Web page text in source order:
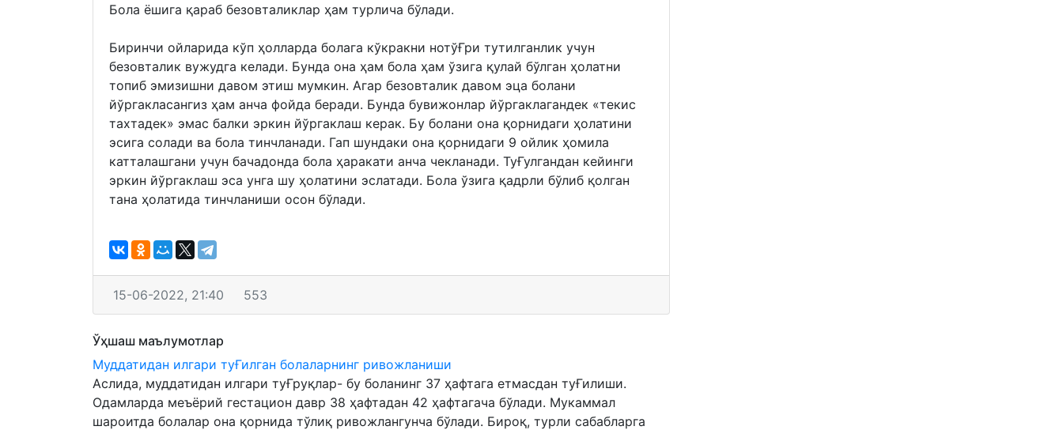
Бола ёшига қараб безовталиклар ҳам турлича бўлади.
Биринчи ойларида кўп ҳолларда болага кўкракни нотўҒри тутилганлик учун
безовталик вужудга келади. Бунда она ҳам бола ҳам ўзига қулай бўлган ҳолатни
топиб эмизишни давом этиш мумкин. Aгар безовталик давом эца болани
йўргакласангиз ҳам анча фойда беради. Бунда бувижонлар йўргаклагандек «текис
тахтадек» эмас балки эркин йўргаклаш керак. Бу болани она қорнидаги ҳолатини
эсига солади ва бола тинчланади. Гап шундаки она қорнидаги 9 ойлик ҳомила
катталашгани учун бачадонда бола ҳаракати анча чекланади. ТуҒулгандан кейинги
эркин йўргаклаш эса унга шу ҳолатини эслатади. Бола ўзига қадрли бўлиб қолган
тана ҳолатида тинчланиши осон бўлади.
15-06-2022, 21:40 553
Ўҳшаш маълумотлар
Муддатидан илгари туҒилган болаларнинг ривожланиши
Aслида, муддатидан илгари туҒруқлар- бу боланинг 37 ҳафтага етмасдан туҒилиши.
Одамларда меъёрий гестацион давр 38 ҳафтадан 42 ҳафтагача бўлади. Мукаммал
шароитда болалар она қорнида тўлиқ ривожлангунча бўлади. Бироқ, турли сабабларга